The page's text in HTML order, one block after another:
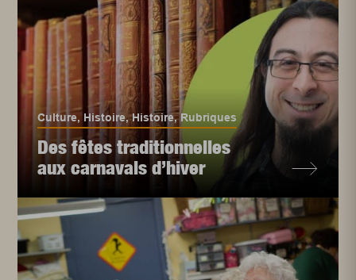
Culture, Histoire,Histoire,Rubriques
Des fêtes traditionnelles
aux carnavals d’hiver